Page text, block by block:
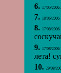
6. 17/05/2006
7. 18/06/2006
8. 17/08/2006
9. 17/08/2006
лета!
10. 29/08/